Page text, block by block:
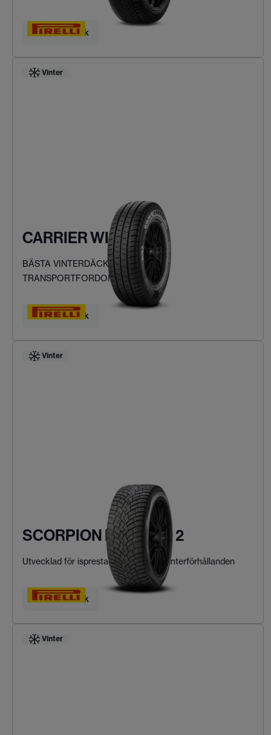
Hitta ditt däck
Vinter
CARRIER WINTER
BÄSTA VINTERDÄCKEN FÖR LÄTTA
TRANSPORTFORDON
Hitta ditt däck
Vinter
SCORPION ICE ZERO 2
Utvecklad för isprestanda i extrema vinterförhållanden
Hitta ditt däck
Vinter